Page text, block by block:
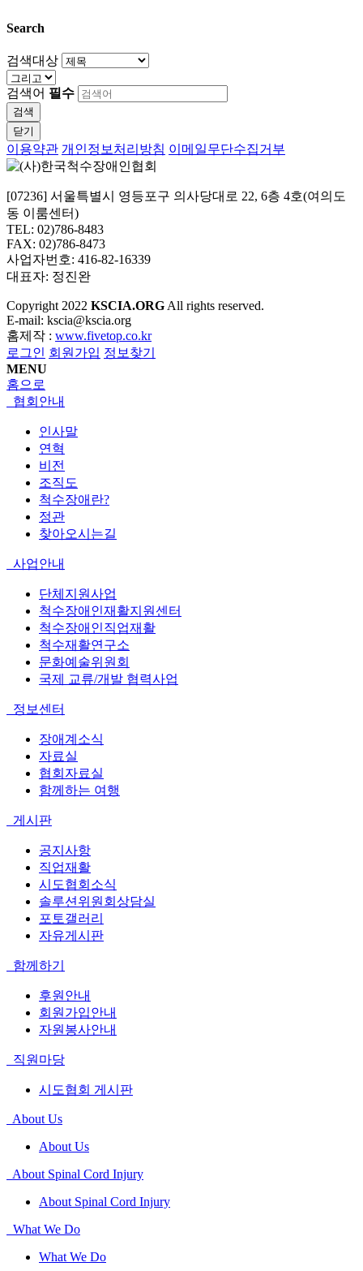
Search
검색대상
검색어 필수
검색
닫기
이용약관 개인정보처리방침 이메일무단수집거부
[07236] 서울특별시 영등포구 의사당대로 22, 6층 4호(여의도
동 이룸센터)
TEL: 02)786-8483
FAX: 02)786-8473
사업자번호: 416-82-16339
대표자: 정진완
Copyright 2022 KSCIA.ORG All rights reserved.
E-mail: kscia@kscia.org
홈제작 : www.fivetop.co.kr
로그인 회원가입 정보찾기
MENU
홈으로
협회안내
인사말
연혁
비전
조직도
척수장애란?
정관
찾아오시는길
사업안내
단체지원사업
척수장애인재활지원센터
척수장애인직업재활
척수재활연구소
문화예술위원회
국제 교류/개발 협력사업
정보센터
장애계소식
자료실
협회자료실
함께하는 여행
게시판
공지사항
직업재활
시도협회소식
솔루션위원회상담실
포토갤러리
자유게시판
함께하기
후원안내
회원가입안내
자원봉사안내
직원마당
시도협회 게시판
About Us
About Us
About Spinal Cord Injury
About Spinal Cord Injury
What We Do
What We Do